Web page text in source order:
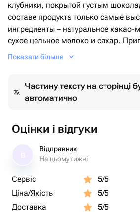
клубники, покрытой густым
составе продукта только самые
ингредиенты – натуральное какао-
сухое цельное молоко и сахар.
нотками ванилина и лецитина, этот
Показати більше
Частину тексту на сторінці
автоматично
Оцінки і відгуки
Відправник
На цьому тижні
Сервіс 5/5
Ціна/Якість
5/5
Доставка
5/5